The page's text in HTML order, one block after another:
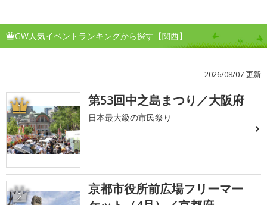
GW人気イベントランキングから探す【関西】
2026/08/07 更新
1 第53回中之島まつり／大阪府
日本最大級の市民祭り
2
京都市役所前広場フリーマー